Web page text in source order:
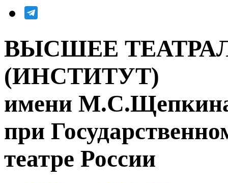
ВЫСШЕЕ
(ИНСТИТУТ)
имени
при
театре России